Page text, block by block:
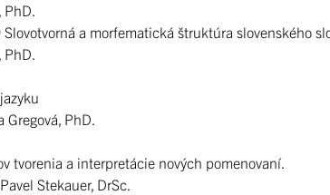
PhD.
a morfematická štruktúra slovenského
PhD.
Gregová, PhD.
tvorenia a interpretácie nových pomenovaní.
Stekauer, DrSc.